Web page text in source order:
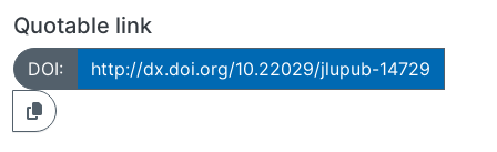
Quotable link
DOI: http://dx.doi.org/10.22029/jlupub-14729